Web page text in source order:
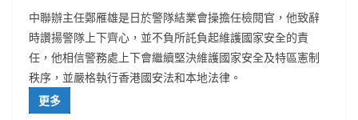
中聯辦主任鄭雁雄是日於警隊結業會操擔任檢閱官，他致辭
時讚揚警隊上下齊心，並不負所託負起維護國家安全的責
任，他相信警務處上下會繼續堅決維護國家安全及特區憲制
秩序，並嚴格執行香港國安法和本地法律。
更多